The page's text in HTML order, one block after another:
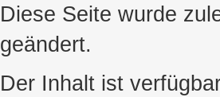
Diese Seite wurde
geändert.
Der Inhalt ist